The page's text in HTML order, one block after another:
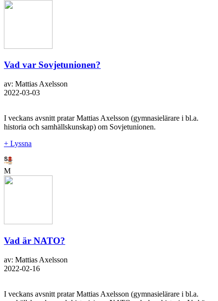
Vad var Sovjetunionen?
av: Mattias Axelsson
2022-03-03
I veckans avsnitt pratar Mattias Axelsson (gymnasielärare i bl.a.
historia och samhällskunskap) om Sovjetunionen.
+ Lyssna
M
Vad är NATO?
av: Mattias Axelsson
2022-02-16
I veckans avsnitt pratar Mattias Axelsson (gymnasielärare i bl.a.